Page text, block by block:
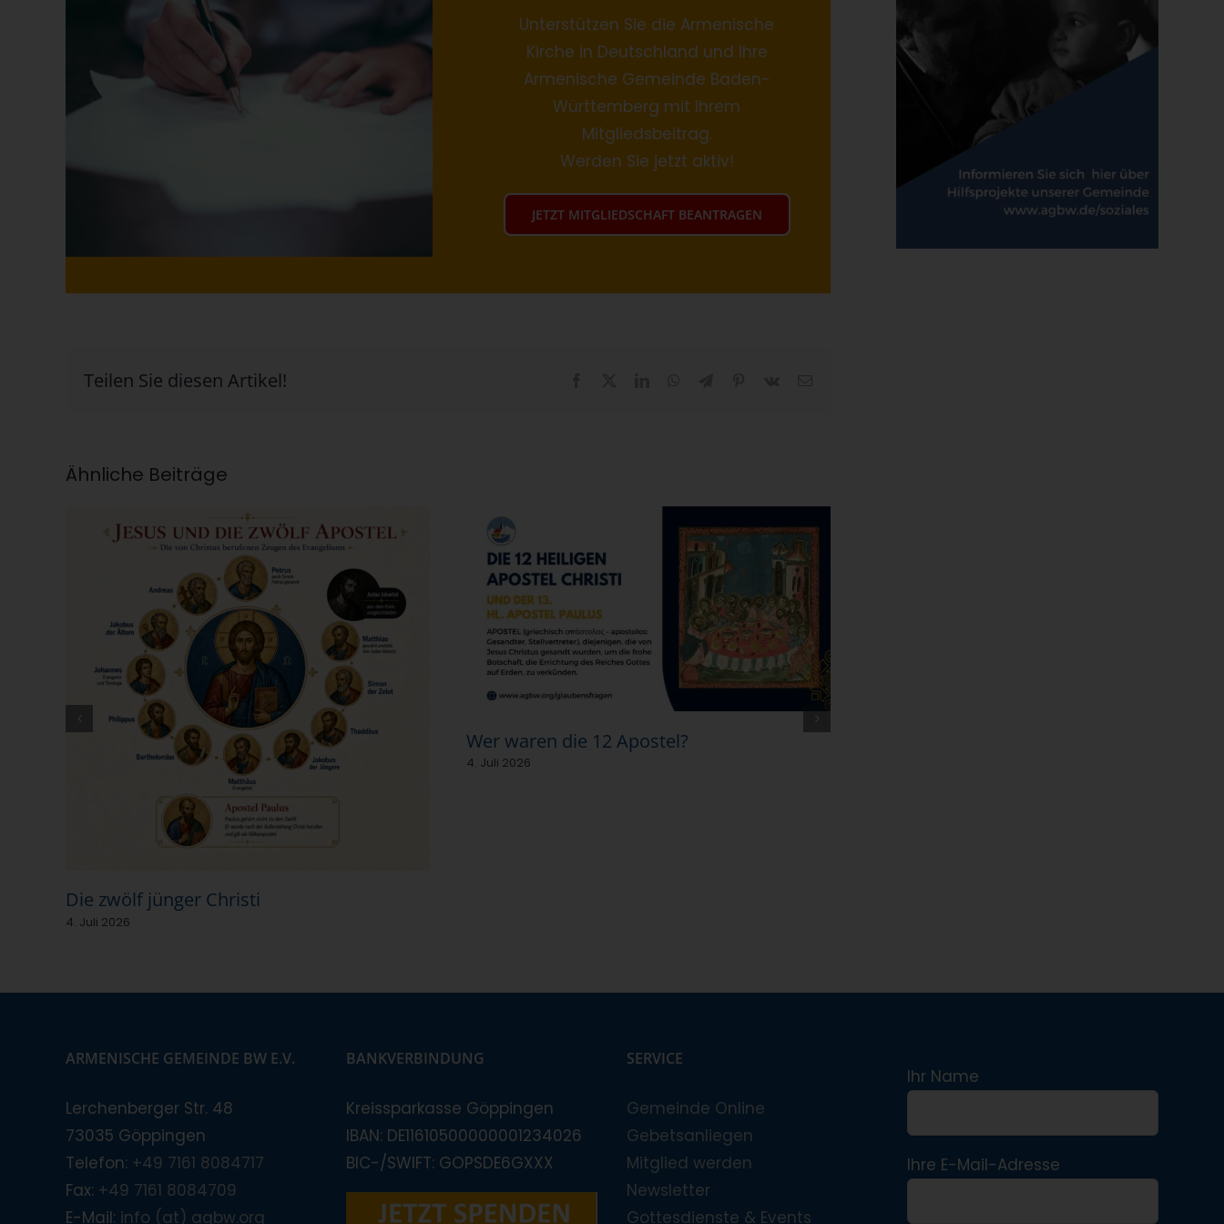
Unterstützen Sie die Armenische
Kirche in Deutschland und Ihre
Armenische Gemeinde Baden-
Württemberg mit Ihrem
Mitgliedsbeitrag.
Werden Sie jetzt aktiv!
JETZT MITGLIEDSCHAFT BEANTRAGEN
Teilen Sie diesen Artikel!
Ähnliche Beiträge
Die zwölf jünger Christi
4. Juli 2026
Wer waren die 12 Apostel?
4. Juli 2026
ARMENISCHE GEMEINDE BW E.V.
Lerchenberger Str. 48
73035 Göppingen
Telefon: +49 7161 8084717
Fax: +49 7161 8084709
E-Mail: info (at) agbw.org
BANKVERBINDUNG
Kreissparkasse Göppingen
IBAN: DE11610500000001234026
BIC-/SWIFT: GOPSDE6GXXX
SERVICE
Gemeinde Online
Gebetsanliegen
Mitglied werden
Newsletter
Gottesdienste & Events
Ihr Name
Ihre E-Mail-Adresse